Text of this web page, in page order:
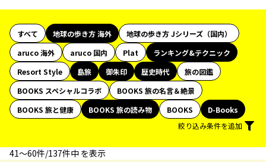
すべて 地球の歩き方 海外
地球の歩き方 Jシリーズ（国内）
aruco 海外
aruco 国内 Plat
ランキング&テクニック
Resort Style
島旅 御朱印 歴史時代
旅の図鑑
BOOKS スペシャルコラボ
BOOKS 旅の名言＆絶景
BOOKS 旅と健康
BOOKS 旅の読み物 BOOKS
D-Books
絞り込み条件を追加
41〜60件/137件中 を表示